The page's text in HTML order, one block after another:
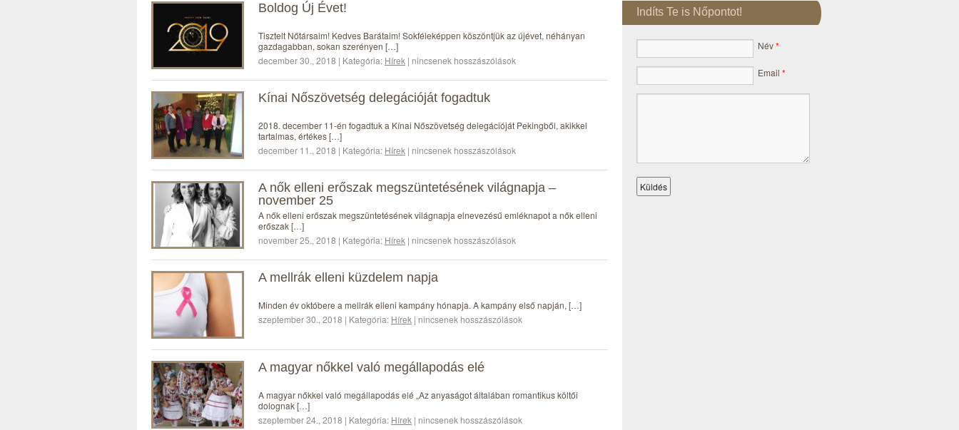
Boldog Új Évet!
Tisztelt Nőtársaim! Kedves Barátaim! Sokféleképpen köszöntjük az újévet, néhányan
gazdagabban, sokan szerényen […]
december 30., 2018 | Kategória: Hírek | nincsenek hosszászólások
Kínai Nőszövetség delegációját fogadtuk
2018. december 11-én fogadtuk a Kínai Nőszövetség delegációját Pekingből, akikkel
tartalmas, értékes […]
december 11., 2018 | Kategória: Hírek | nincsenek hosszászólások
A nők elleni erőszak megszüntetésének világnapja –
november 25
A nők elleni erőszak megszüntetésének világnapja elnevezésű emléknapot a nők elleni
erőszak […]
november 25., 2018 | Kategória: Hírek | nincsenek hosszászólások
A mellrák elleni küzdelem napja
Minden év októbere a mellrák elleni kampány hónapja. A kampány első napján, […]
szeptember 30., 2018 | Kategória: Hírek | nincsenek hosszászólások
A magyar nőkkel való megállapodás elé
A magyar nőkkel való megállapodás elé „Az anyaságot általában romantikus költői
dolognak […]
szeptember 24., 2018 | Kategória: Hírek | nincsenek hosszászólások
Indíts Te is Nőpontot!
Név*
Email *